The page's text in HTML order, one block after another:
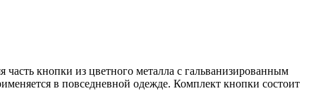
кнопки из цветного металла с гальванизированным
в повседневной одежде. Комплект кнопки состоит